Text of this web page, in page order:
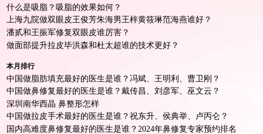
什么是吸脂？吸脂的效果如何？
上海九院做双眼皮王俊芳朱海男王梓黄筱琳范海燕谁好？
潘贰和王振军修复双眼皮谁厉害？
做面部提升拉皮毕洪森和杜太超谁的技术更好？
本月排行
中国做脂肪填充最好的医生是谁？冯斌、王明利、曹卫刚？
中国做鼻修复最好的医生是谁？戴传昌、刘彦军、巫文云？
深圳南华西晶 鼻整形怎样
中国做拉皮手术最好的医生是谁？祝东升、侯典举、卢丙仑？
国内高难度鼻修复最好的医生是谁？2024年鼻修复专家预约排名